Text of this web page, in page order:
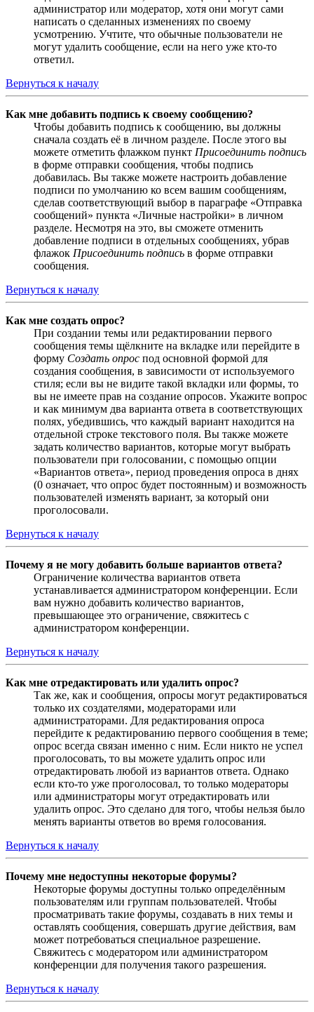
администратор или модератор, хотя они могут сами
написать о сделанных изменениях по своему
усмотрению. Учтите, что обычные пользователи не
могут удалить сообщение, если на него уже кто-то
ответил.
Вернуться к началу
Как мне добавить подпись к своему сообщению?
Чтобы добавить подпись к сообщению, вы должны
сначала создать её в личном разделе. После этого вы
можете отметить флажком пункт Присоединить подпись
в форме отправки сообщения, чтобы подпись
добавилась. Вы также можете настроить добавление
подписи по умолчанию ко всем вашим сообщениям,
сделав соответствующий выбор в параграфе «Отправка
сообщений» пункта «Личные настройки» в личном
разделе. Несмотря на это, вы сможете отменить
добавление подписи в отдельных сообщениях, убрав
флажок Присоединить подпись в форме отправки
сообщения.
Вернуться к началу
Как мне создать опрос?
При создании темы или редактировании первого
сообщения темы щёлкните на вкладке или перейдите в
форму Создать опрос под основной формой для
создания сообщения, в зависимости от используемого
стиля; если вы не видите такой вкладки или формы, то
вы не имеете прав на создание опросов. Укажите вопрос
и как минимум два варианта ответа в соответствующих
полях, убедившись, что каждый вариант находится на
отдельной строке текстового поля. Вы также можете
задать количество вариантов, которые могут выбрать
пользователи при голосовании, с помощью опции
«Вариантов ответа», период проведения опроса в днях
(0 означает, что опрос будет постоянным) и возможность
пользователей изменять вариант, за который они
проголосовали.
Вернуться к началу
Почему я не могу добавить больше вариантов ответа?
Ограничение количества вариантов ответа
устанавливается администратором конференции. Если
вам нужно добавить количество вариантов,
превышающее это ограничение, свяжитесь с
администратором конференции.
Вернуться к началу
Как мне отредактировать или удалить опрос?
Так же, как и сообщения, опросы могут редактироваться
только их создателями, модераторами или
администраторами. Для редактирования опроса
перейдите к редактированию первого сообщения в теме;
опрос всегда связан именно с ним. Если никто не успел
проголосовать, то вы можете удалить опрос или
отредактировать любой из вариантов ответа. Однако
если кто-то уже проголосовал, то только модераторы
или администраторы могут отредактировать или
удалить опрос. Это сделано для того, чтобы нельзя было
менять варианты ответов во время голосования.
Вернуться к началу
Почему мне недоступны некоторые форумы?
Некоторые форумы доступны только определённым
пользователям или группам пользователей. Чтобы
просматривать такие форумы, создавать в них темы и
оставлять сообщения, совершать другие действия, вам
может потребоваться специальное разрешение.
Свяжитесь с модератором или администратором
конференции для получения такого разрешения.
Вернуться к началу